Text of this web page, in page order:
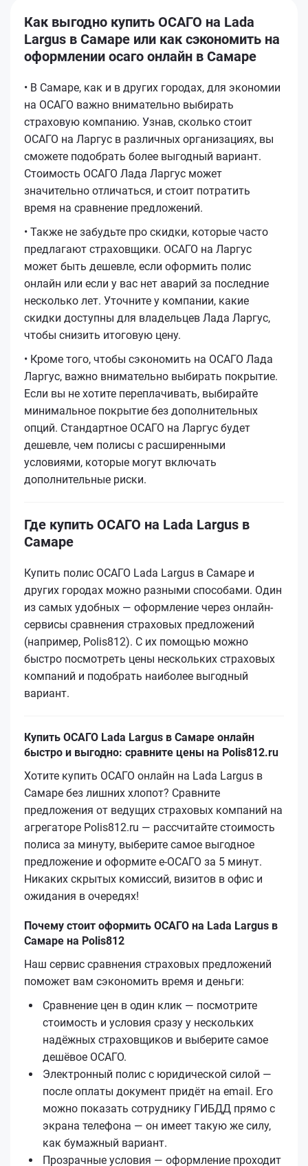
Как выгодно купить ОСАГО на Lada
Largus в Самаре или как сэкономить на
оформлении осаго онлайн в Самаре
• В Самаре, как и в других городах, для экономии
на ОСАГО важно внимательно выбирать
страховую компанию. Узнав, сколько стоит
ОСАГО на Ларгус в различных организациях, вы
сможете подобрать более выгодный вариант.
Стоимость ОСАГО Лада Ларгус может
значительно отличаться, и стоит потратить
время на сравнение предложений.
• Также не забудьте про скидки, которые часто
предлагают страховщики. ОСАГО на Ларгус
может быть дешевле, если оформить полис
онлайн или если у вас нет аварий за последние
несколько лет. Уточните у компании, какие
скидки доступны для владельцев Лада Ларгус,
чтобы снизить итоговую цену.
• Кроме того, чтобы сэкономить на ОСАГО Лада
Ларгус, важно внимательно выбирать покрытие.
Если вы не хотите переплачивать, выбирайте
минимальное покрытие без дополнительных
опций. Стандартное ОСАГО на Ларгус будет
дешевле, чем полисы с расширенными
условиями, которые могут включать
дополнительные риски.
Где купить ОСАГО на Lada Largus в
Самаре
Купить полис ОСАГО Lada Largus в Самаре и
других городах можно разными способами. Один
из самых удобных — оформление через онлайн-
сервисы сравнения страховых предложений
(например, Polis812). С их помощью можно
быстро посмотреть цены нескольких страховых
компаний и подобрать наиболее выгодный
вариант.
Купить ОСАГО Lada Largus в Самаре онлайн
быстро и выгодно: сравните цены на Polis812.ru
Хотите купить ОСАГО онлайн на Lada Largus в
Самаре без лишних хлопот? Сравните
предложения от ведущих страховых компаний на
агрегаторе Polis812.ru — рассчитайте стоимость
полиса за минуту, выберите самое выгодное
предложение и оформите е‑ОСАГО за 5 минут.
Никаких скрытых комиссий, визитов в офис и
ожидания в очередях!
Почему стоит оформить ОСАГО на Lada Largus в
Самаре на Polis812
Наш сервис сравнения страховых предложений
поможет вам сэкономить время и деньги:
Сравнение цен в один клик — посмотрите
стоимость и условия сразу у нескольких
надёжных страховщиков и выберите самое
дешёвое ОСАГО.
Электронный полис с юридической силой —
после оплаты документ придёт на email. Его
можно показать сотруднику ГИБДД прямо с
экрана телефона — он имеет такую же силу,
как бумажный вариант.
Прозрачные условия — оформление проходит